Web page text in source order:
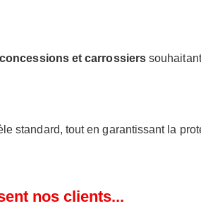
et carrossiers
standard, tout en garantissant la
nos clients...